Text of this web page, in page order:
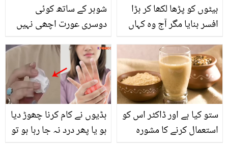
شوہر کے ساتھ کوئی
دوسری عورت اچھی نہیں
کے ساتھ میاں کا نام کیوں
نہیں لگاتیں؟
بیٹوں کو پڑھا لکھا کر بڑا
افسر بنایا مگر آج وہ کہاں
اکیلی ماں کی دلخراش
داستان جن کی اولاد نے
انہیں تنہا چھوڑ دیا
ہڈیوں نے کام کرنا چھوڑ دیا
ہو یا پھر درد نہ جا رہا ہو تو
ستو کیا ہے اور ڈاکٹر اس کو
استعمال کرنے کا مشورہ